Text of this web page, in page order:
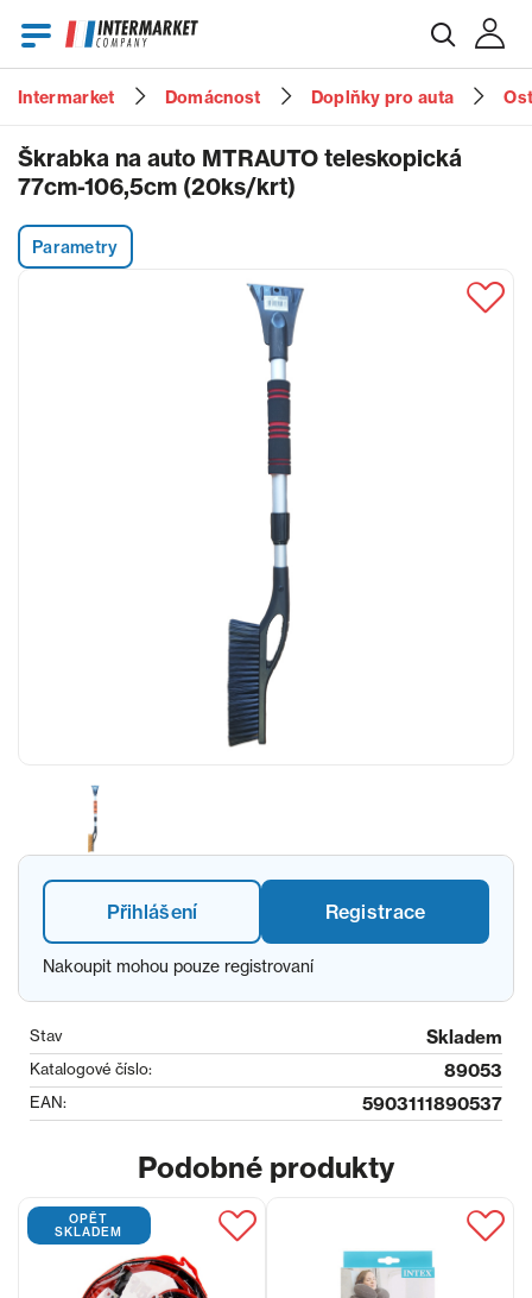
Heslo
Zapomenuté heslo?
Intermarket Domácnost Doplňky pro auta
Škrabka na auto MTRAUTO teleskopická
77cm-106,5cm (20ks/krt)
Parametry
Přihlášení Registrace
Nakoupit mohou pouze registrovaní
Stav Skladem
Katalogové číslo: 89053
EAN: 5903111890537
Podobné produkty
OPĚT
SKLADEM